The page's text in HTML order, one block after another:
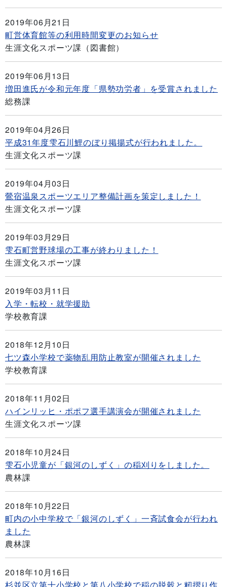
2019年06月21日
町営体育館等の利用時間変更のお知らせ
生涯文化スポーツ課（図書館）
2019年06月13日
増田進氏が令和元年度「県勢功労者」を受賞されました
総務課
2019年04月26日
平成31年度雫石川鯉のぼり掲揚式が行われました。
生涯文化スポーツ課
2019年04月03日
鶯宿温泉スポーツエリア整備計画を策定しました！
生涯文化スポーツ課
2019年03月29日
雫石町営野球場の工事が終わりました！
生涯文化スポーツ課
2019年03月11日
入学・転校・就学援助
学校教育課
2018年12月10日
七ツ森小学校で薬物乱用防止教室が開催されました
学校教育課
2018年11月02日
ハインリッヒ・ポポフ選手講演会が開催されました
生涯文化スポーツ課
2018年10月24日
雫石小児童が「銀河のしずく」の稲刈りをしました。
農林課
2018年10月22日
町内の小中学校で「銀河のしずく」一斉試食会が行われ
ました
農林課
2018年10月16日
杉並区立第十小学校と第八小学校で稲の脱穀と籾摺り作